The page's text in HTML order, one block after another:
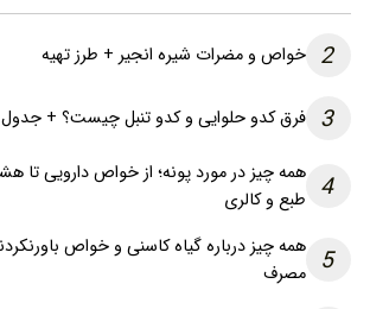
2 خواص و مضرات شیره انجیر + طرز تهیه
3 فرق کدو حلوایی و کدو تنبل چیست؟ +
4 همه چیز در مورد پونه؛ از خواص دارویی تا
طبع و کالری
5
همه چیز درباره گیاه کاسنی و خواص
مصرف